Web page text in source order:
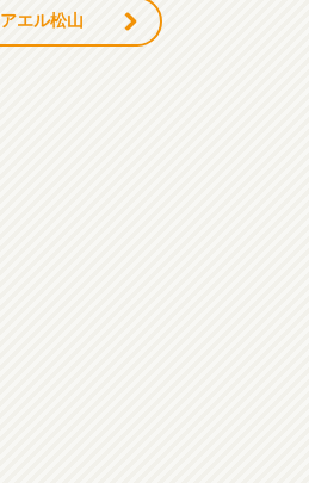
アエル松山